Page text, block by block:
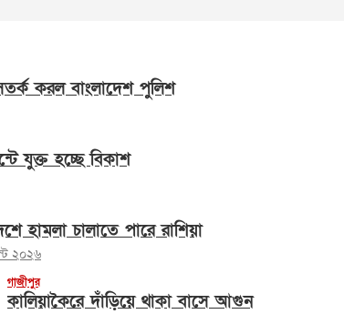
করল বাংলাদেশ পুলিশ
যুক্ত হচ্ছে বিকাশ
হামলা চালাতে পারে রাশিয়া
২০২৬
গাজীপুর
কালিয়াকৈরে দাঁড়িয়ে থাকা বাসে আগুন